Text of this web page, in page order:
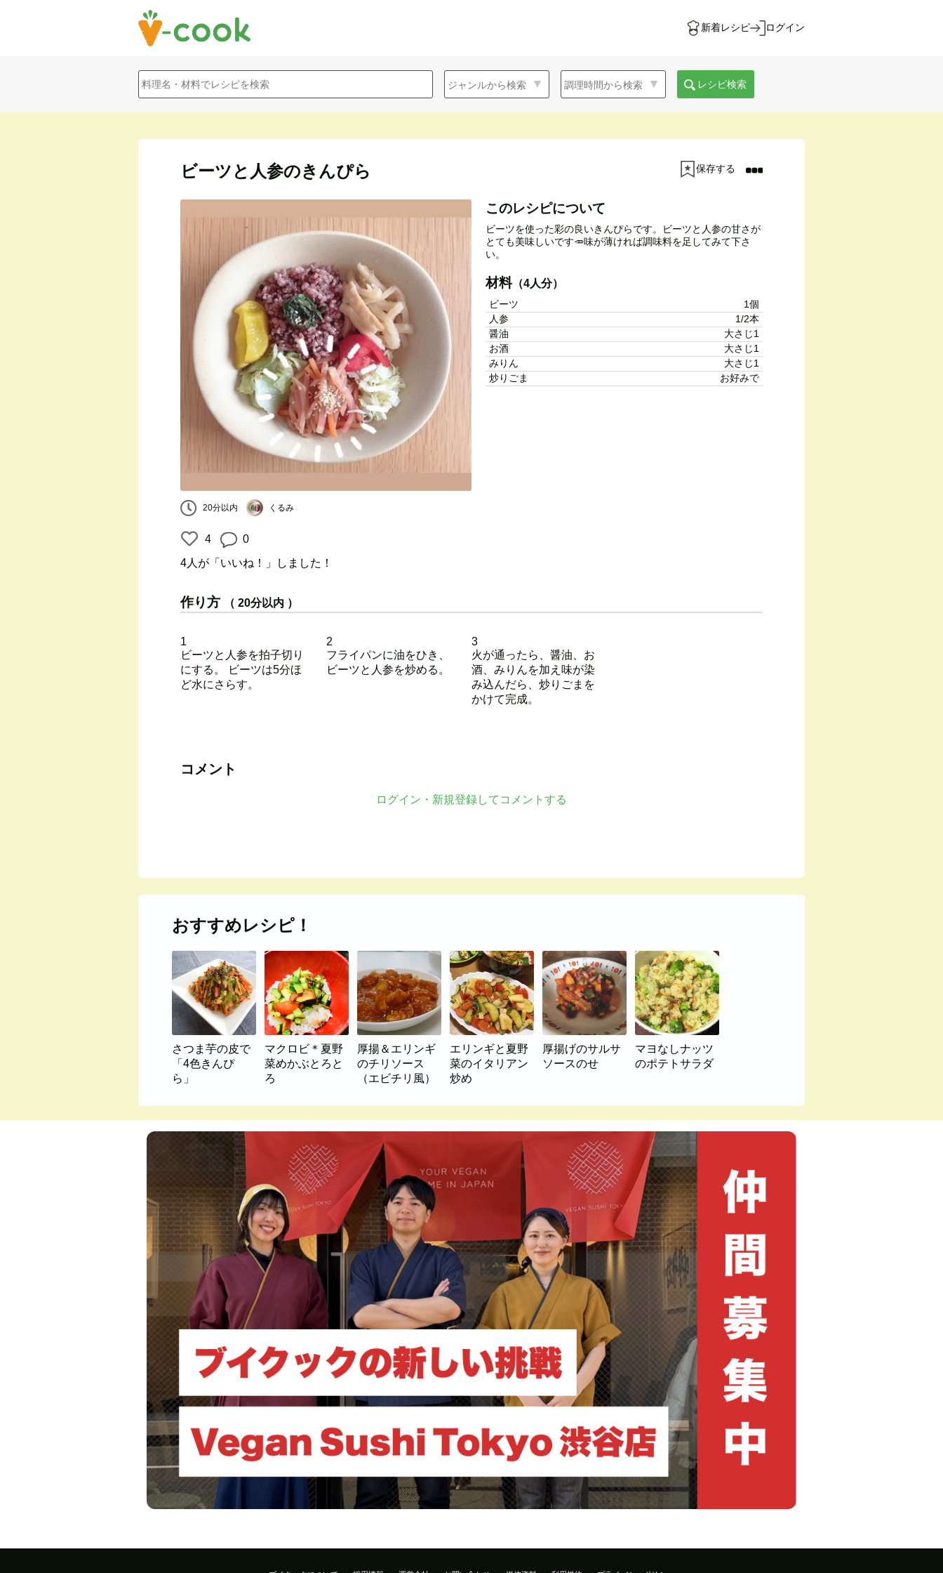
新着レシピ ログイン
レシピ検索
ビーツと人参のきんぴら 保存する
20分以内 くるみ
4 0
4人 が「いいね！」しました！
このレシピについて
ビーツを使った彩の良いきんぴらです。ビーツと人参の甘さが
とても美味しいです🥕味が薄ければ調味料を足してみて下さ
い。
材料（4人分）
ビーツ
1個
人参
1/2本
醤油
大さじ1
お酒
大さじ1
みりん
大さじ1
炒りごま
お好みで
作り方 （ 20分以内 ）
1
ビーツと人参を拍子切り
にする。 ビーツは5分ほ
ど水にさらす。
2
フライパンに油をひき、
ビーツと人参を炒める。
3
火が通ったら、醤油、お
酒、みりんを加え味が染
み込んだら、炒りごまを
かけて完成。
コメント
ログイン・新規登録してコメントする
おすすめレシピ！
さつま芋の皮で
「4色きんぴ
ら」
マクロビ＊夏野
菜めかぶとろと
ろ
厚揚＆エリンギ
のチリソース
（エビチリ風）
エリンギと夏野
菜のイタリアン
炒め
厚揚げのサルサ
ソースのせ
マヨなしナッツ
のポテトサラダ